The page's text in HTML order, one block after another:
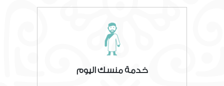
خدمة منسك اليوم